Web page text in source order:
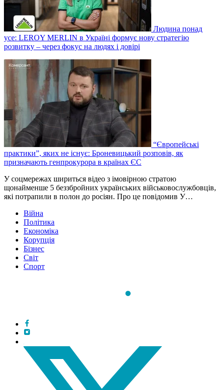
Людина понад
усе: LEROY MERLIN в Україні формує нову стратегію
розвитку – через фокус на людях і довірі
“Європейські
практики”, яких не існує: Броневицький розповів, як
призначають генпрокурора в країнах ЄС
У соцмережах шириться відео з імовірною стратою
щонайменше 5 беззбройних українських військовослужбовців,
які потрапили в полон до росіян. Про це повідомив У…
Війна
Політика
Економіка
Корупція
Бізнес
Світ
Спорт